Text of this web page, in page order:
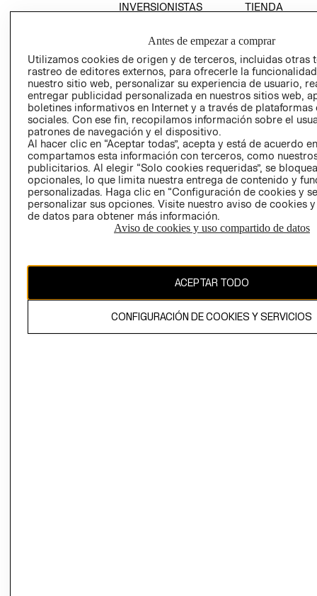
INVERSIONISTAS
EMPRESARIAL
TIENDA
CONDICIONES
AVISO DE
PRIVACIDAD
GIFT CARD
AVISO DE
El contenido de esta página web está protegido por copyright y es
Antes de empezar a comprar
Utilizamos cookies de origen y de terceros, incluidas otras
rastreo de editores externos, para ofrecerle la
nuestro sitio web, personalizar su experiencia de usuario,
entregar publicidad personalizada en nuestros sitios web,
boletines informativos en Internet y a través de plataformas
sociales. Con ese fin, recopilamos información sobre el
patrones de navegación y el dispositivo.
Al hacer clic en “Aceptar todas”, acepta y está de acuerdo
compartamos esta información con terceros, como
publicitarios. Al elegir “Solo cookies requeridas”, se
opcionales, lo que limita nuestra entrega de contenido y
personalizadas. Haga clic en “Configuración de cookies y
personalizar sus opciones. Visite nuestro aviso de cookies
de datos para obtener más información.
Aviso de cookies y uso compartido de datos
ACEPTAR TODO
CONFIGURACIÓN DE COOKIES Y SERVICIOS